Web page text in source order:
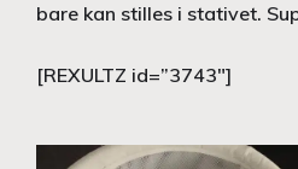
bare kan stilles i stativet.
[REXULTZ id=”3743″]